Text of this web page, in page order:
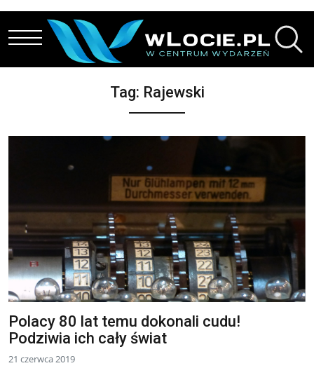
Przejdź do treści
Tag: Rajewski
Polacy 80 lat temu dokonali cudu!
Podziwia ich cały świat
21 czerwca 2019